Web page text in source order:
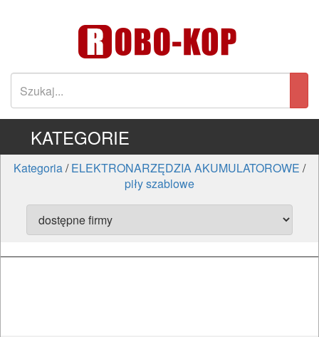
KATEGORIE
Kategoria/ELEKTRONARZĘDZIA AKUMULATOROWE /
piły szablowe